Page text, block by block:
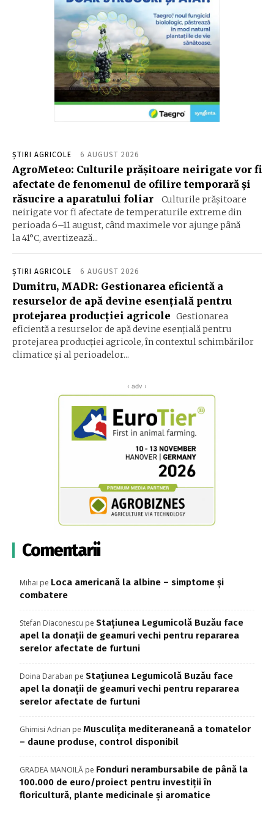
ȘTIRI AGRICOLE 6 AUGUST 2026
AgroMeteo: Culturile prăşitoare neirigate vor fi
afectate de fenomenul de ofilire temporară şi
răsucire a aparatului foliar
Culturile prășitoare
neirigate vor fi afectate de temperaturile extreme din
perioada 6–11 august, când maximele vor ajunge până
la 41°C, avertizează...
ȘTIRI AGRICOLE 6 AUGUST 2026
Dumitru, MADR: Gestionarea eficientă a
resurselor de apă devine esenţială pentru
protejarea producţiei agricole Gestionarea
eficientă a resurselor de apă devine esenţială pentru
protejarea producţiei agricole, în contextul schimbărilor
climatice şi al perioadelor...
‹ adv ›
Comentarii
Mihai pe Loca americană la albine – simptome și
combatere
Stefan Diaconescu pe Stațiunea Legumicolă Buzău face
apel la donații de geamuri vechi pentru repararea
serelor afectate de furtuni
Doina Daraban pe Stațiunea Legumicolă Buzău face
apel la donații de geamuri vechi pentru repararea
serelor afectate de furtuni
Ghimisi Adrian pe Musculița mediteraneană a tomatelor
– daune produse, control disponibil
GRADEA MANOILĂ pe Fonduri nerambursabile de până la
100.000 de euro/proiect pentru investiţii în
floricultură, plante medicinale şi aromatice